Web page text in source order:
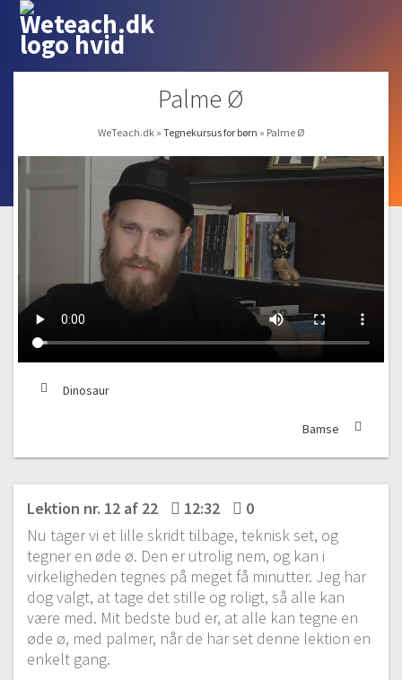
Palme Ø
WeTeach.dk » Tegnekursus for børn » Palme Ø
Dinosaur
Bamse
Lektion nr. 12 af 22 12:32
0
Nu tager vi et lille skridt tilbage, teknisk set, og
tegner en øde ø. Den er utrolig nem, og kan i
virkeligheden tegnes på meget få minutter. Jeg har
dog valgt, at tage det stille og roligt, så alle kan
være med. Mit bedste bud er, at alle kan tegne en
øde ø, med palmer, når de har set denne lektion en
enkelt gang.